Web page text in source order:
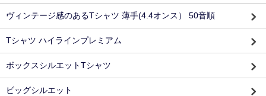
ヴィンテージ感のあるTシャツ 薄手(4.4オンス） 50音順
Tシャツ ハイラインプレミアム
ボックスシルエットTシャツ
ビッグシルエット